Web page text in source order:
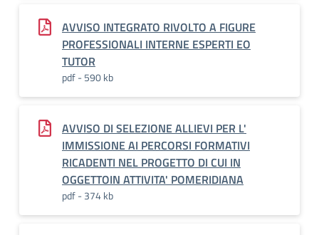
AVVISO INTEGRATO RIVOLTO A FIGURE
PROFESSIONALI INTERNE ESPERTI EO
TUTOR
pdf - 590 kb
AVVISO DI SELEZIONE ALLIEVI PER L'
IMMISSIONE AI PERCORSI FORMATIVI
RICADENTI NEL PROGETTO DI CUI IN
OGGETTOIN ATTIVITA' POMERIDIANA
pdf - 374 kb